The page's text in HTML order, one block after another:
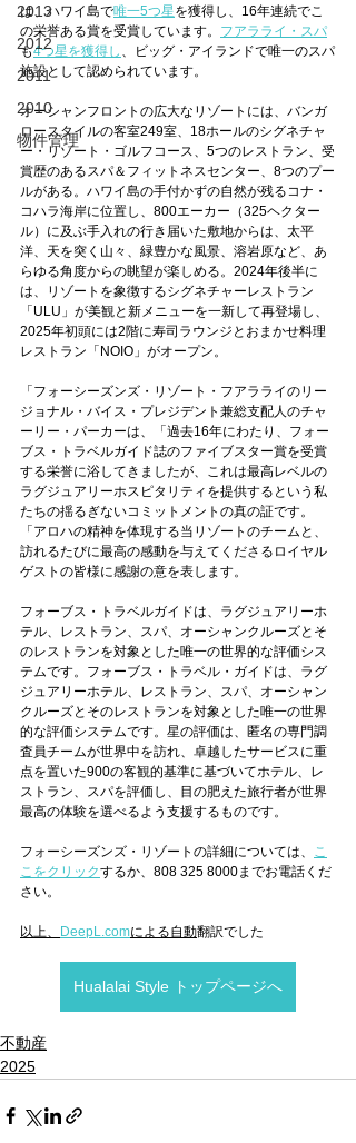
2013
2012
2011
2010
物件管理
は、ハワイ島で唯一5つ星を獲得し、16年連続でこ
の栄誉ある賞を受賞しています。 フアラライ・スパ
も4つ星を獲得し
、ビッグ・アイランドで唯一のスパ
施設として認められています。
オーシャンフロントの広大なリゾートには、バンガ
ロースタイルの客室249室、18ホールのシグネチャ
ー・リゾート・ゴルフコース、5つのレストラン、受
賞歴のあるスパ＆フィットネスセンター、8つのプー
ルがある。ハワイ島の手付かずの自然が残るコナ・
コハラ海岸に位置し、800エーカー（325ヘクター
ル）に及ぶ手入れの行き届いた敷地からは、太平
洋、天を突く山々、緑豊かな風景、溶岩原など、あ
らゆる角度からの眺望が楽しめる。2024年後半に
は、リゾートを象徴するシグネチャーレストラン
「ULU」が美観と新メニューを一新して再登場し、
2025年初頭には2階に寿司ラウンジとおまかせ料理
レストラン「NOIO」がオープン。
「フォーシーズンズ・リゾート・フアラライのリー
ジョナル・バイス・プレジデント兼総支配人のチャ
ーリー・パーカーは、「過去16年にわたり、フォー
ブス・トラベルガイド誌のファイブスター賞を受賞
する栄誉に浴してきましたが、これは最高レベルの
ラグジュアリーホスピタリティを提供するという私
たちの揺るぎないコミットメントの真の証です。
「アロハの精神を体現する当リゾートのチームと、
訪れるたびに最高の感動を与えてくださるロイヤル
ゲストの皆様に感謝の意を表します。
フォーブス・トラベルガイドは、ラグジュアリーホ
テル、レストラン、スパ、オーシャンクルーズとそ
のレストランを対象とした唯一の世界的な評価シス
テムです。フォーブス・トラベル・ガイドは、ラグ
ジュアリーホテル、レストラン、スパ、オーシャン
クルーズとそのレストランを対象とした唯一の世界
的な評価システムです。星の評価は、匿名の専門調
査員チームが世界中を訪れ、卓越したサービスに重
点を置いた900の客観的基準に基づいてホテル、レ
ストラン、スパを評価し、目の肥えた旅行者が世界
最高の体験を選べるよう支援するものです。
フォーシーズンズ・リゾートの詳細については、
こ
こをクリックするか、808 325 8000までお電話くだ
さい。
以上、 DeepL.comによる自動翻訳でした
Hualalai Style トップページへ
不動産
2025